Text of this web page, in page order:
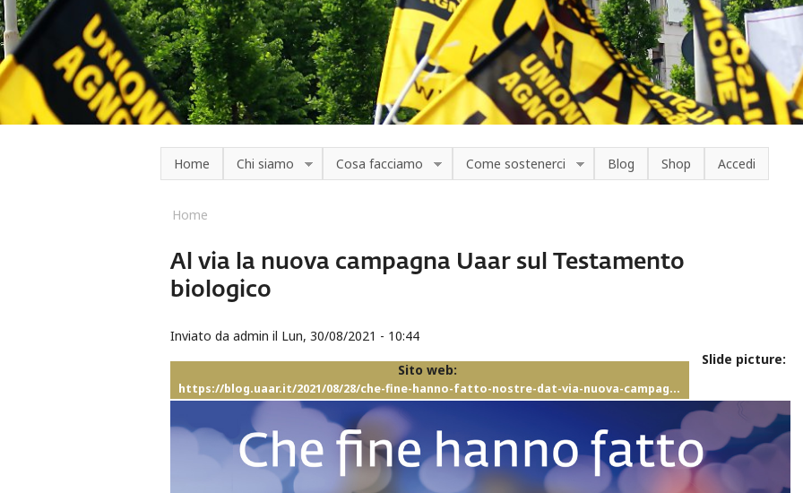
Salta al contenuto principale
Home Chi siamo Cosa facciamo Come sostenerci Blog Shop Accedi
Home
Al via la nuova campagna Uaar sul Testamento
biologico
Inviato da admin il Lun, 30/08/2021 - 10:44
Sito web:
https://blog.uaar.it/2021/08/28/che-fine-hanno-fatto-nostre-dat-via-nuova-campag…
Slide picture: